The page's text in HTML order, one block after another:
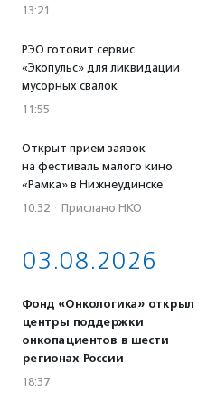
13:21
РЭО готовит сервис
«Экопульс» для ликвидации
мусорных свалок
11:55
Открыт прием заявок
на фестиваль малого кино
«Рамка» в Нижнеудинске
10:32 · Прислано НКО
03.08.2026
Фонд «Онкологика» открыл
центры поддержки
онкопациентов в шести
регионах России
18:37